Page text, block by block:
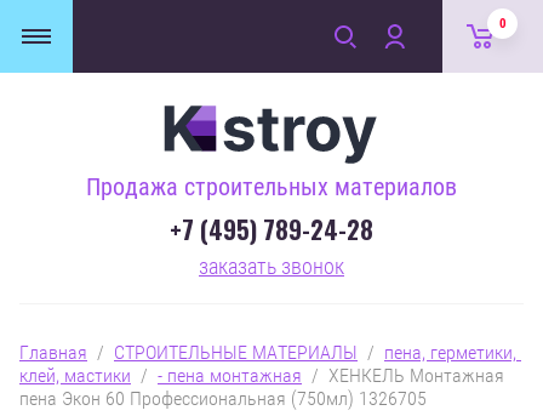
0
Продажа строительных материалов
+7 (495) 789-24-28
заказать звонок
Главная
  /
СТРОИТЕЛЬНЫЕ МАТЕРИАЛЫ
  /
пена, герметики,
клей, мастики
  /
- пена монтажная
  /  ХЕНКЕЛЬ Монтажная
пена Экон 60 Профессиональная (750мл) 1326705